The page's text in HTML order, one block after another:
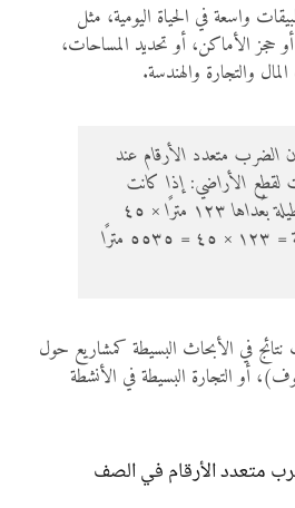
واسعة في الحياة اليومية، مثل
حجز الأماكن، أو تحديد المساحات،
والتجارة والهندسة.
الضرب متعدد الأرقام عند
الأراضي: إذا كانت
قطعة أرض مستطيلة بُعداها ١٢٣ مترًا × ٤٥
مترًا، فإن المساحة = ١٢٣ × ٤٥ = ٥٥٣٥ مترًا
نتائج في الأبحاث البسيطة كمشاريع حول
أو التجارة البسيطة في الأنشطة
متعدد الأرقام في الصف